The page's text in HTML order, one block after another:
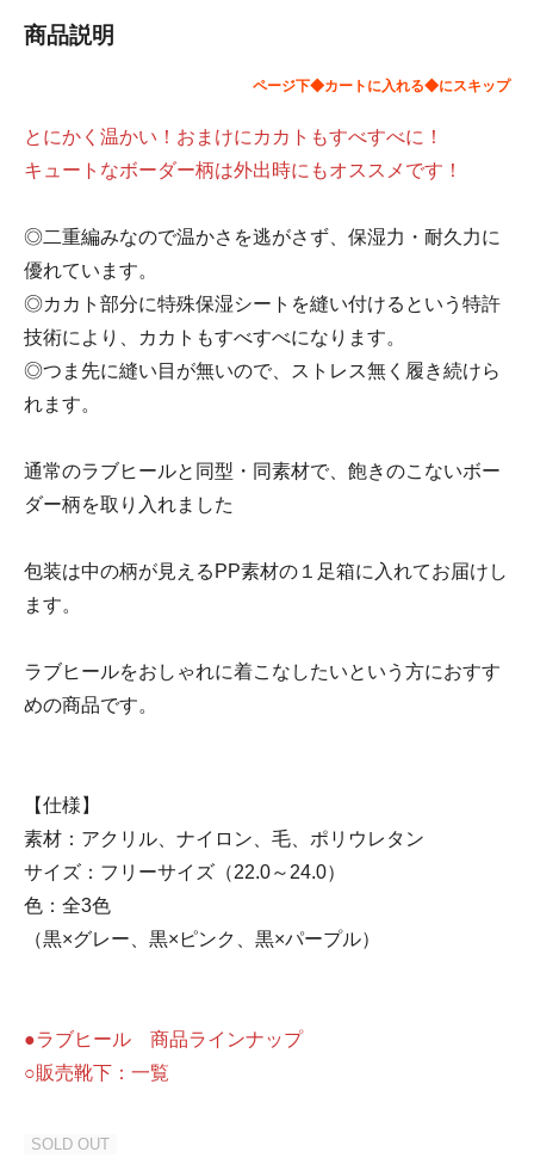
商品説明
ページ下◆カートに入れる◆にスキップ
とにかく温かい！おまけにカカトもすべすべに！
キュートなボーダー柄は外出時にもオススメです！
◎二重編みなので温かさを逃がさず、保湿力・耐久力に
優れています。
◎カカト部分に特殊保湿シートを縫い付けるという特許
技術により、カカトもすべすべになります。
◎つま先に縫い目が無いので、ストレス無く履き続けら
れます。
通常のラブヒールと同型・同素材で、飽きのこないボー
ダー柄を取り入れました
包装は中の柄が見えるPP素材の１足箱に入れてお届けし
ます。
ラブヒールをおしゃれに着こなしたいという方におすす
めの商品です。
【仕様】
素材：アクリル、ナイロン、毛、ポリウレタン
サイズ：フリーサイズ（22.0～24.0）
色：全3色
（黒×グレー、黒×ピンク、黒×パープル）
●ラブヒール 商品ラインナップ
○販売靴下：一覧
SOLD OUT